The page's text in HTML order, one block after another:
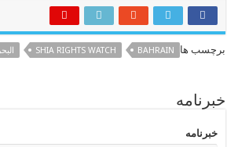
برچسب ها BAHRAIN
SHIA RIGHTS WATCH
خبرنامه
خبرنامه